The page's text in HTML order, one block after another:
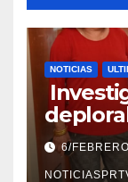
NOTICIAS
el
en
6/